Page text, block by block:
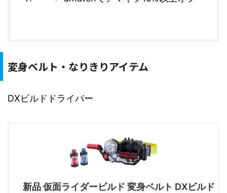
変身ベルト・なりきりアイテム
DXビルドドライバー
新品 仮面ライダービルド 変身ベルト DXビルド